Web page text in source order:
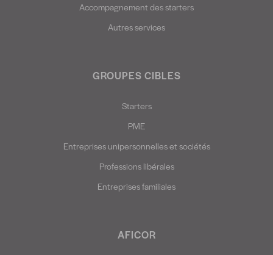
Accompagnement des starters
Autres services
GROUPES CIBLES
Starters
PME
Entreprises unipersonnelles et sociétés
Professions libérales
Entreprises familiales
AFICOR